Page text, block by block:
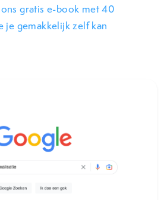
gratis e-book met 40
je gemakkelijk zelf kan